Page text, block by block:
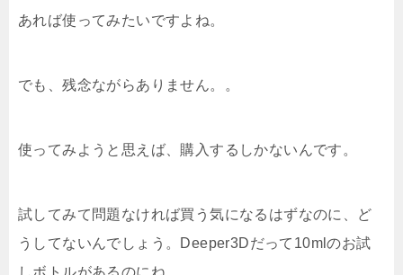
あれば使ってみたいですよね。
でも、残念ながらありません。。
使ってみようと思えば、購入するしかないんです。
試してみて問題なければ買う気になるはずなのに、ど
うしてないんでしょう。Deeper3Dだって10mlのお試
しボトルがあるのにね。